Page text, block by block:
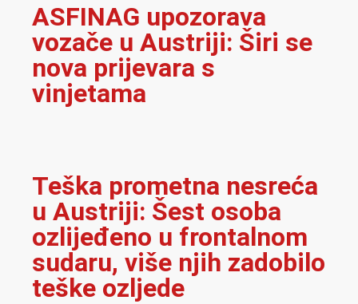
ASFINAG upozorava
vozače u Austriji: Širi se
nova prijevara s
vinjetama
Teška prometna nesreća
u Austriji: Šest osoba
ozlijeđeno u frontalnom
sudaru, više njih zadobilo
teške ozljede